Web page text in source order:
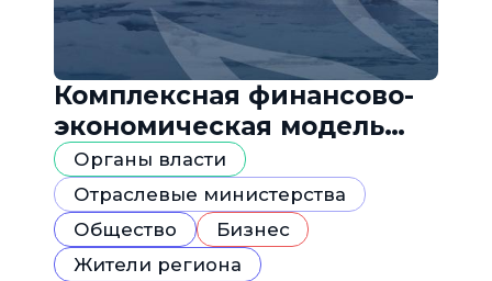
Комплексная финансово-
экономическая модель
«Северный морской путь»
Органы власти
Отраслевые министерства
Общество
Бизнес
Жители региона